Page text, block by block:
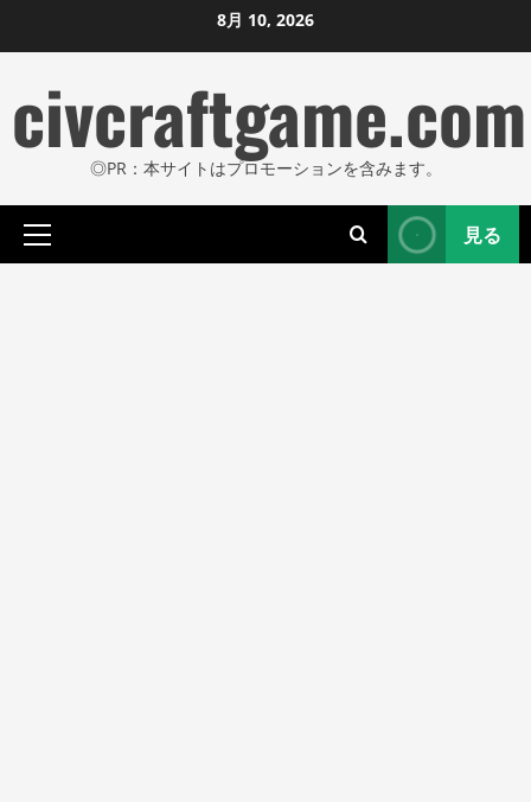
ン
ン
ツ
ス
ッ
8月 10, 2026
civcraftgame.com
◎PR：本サイトはプロモーションを含みます。
プ
見る